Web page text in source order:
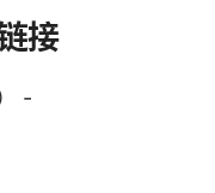
接
-